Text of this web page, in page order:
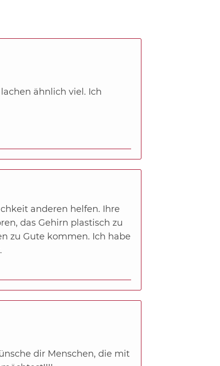
ähnlich viel. Ich
anderen helfen. Ihre
das Gehirn plastisch zu
zu Gute kommen. Ich habe
dir Menschen, die mit